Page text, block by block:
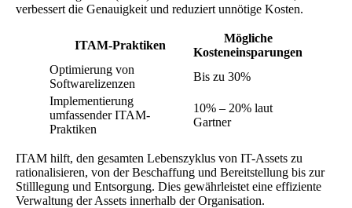
verbessert die Genauigkeit und reduziert unnötige Kosten.
ITAM-Praktiken
Mögliche
Kosteneinsparungen
Optimierung von
Softwarelizenzen
Bis zu 30%
Implementierung
umfassender ITAM-
Praktiken
10% – 20% laut
Gartner
ITAM hilft, den gesamten Lebenszyklus von IT-Assets zu
rationalisieren, von der Beschaffung und Bereitstellung bis zur
Stilllegung und Entsorgung. Dies gewährleistet eine effiziente
Verwaltung der Assets innerhalb der Organisation.